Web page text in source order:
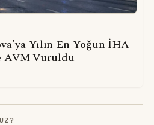
Yılın En Yoğun İHA
AVM Vuruldu